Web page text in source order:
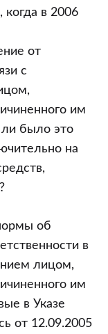
когда в 2006
от
с
им
было это
на
об
в
лицом,
им
в Указе
от 12.09.2005